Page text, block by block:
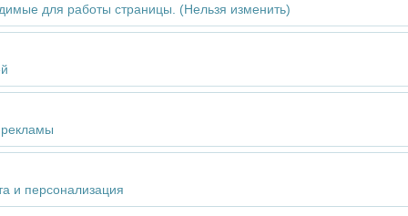
для работы страницы. (Нельзя изменить)
для корректной работы сайта, безопасности, управления
нам анализировать, как используется наш сайт (количество
пользователей). Эти данные используются для оценки
и постоянного улучшения пользовательского опыта.
показывать вам персонализированную рекламу в
эффективность наших рекламных кампаний (показы,
и персонализация
8 + 1 дизель, двойной Clima
8 + 1 дизель, двойной